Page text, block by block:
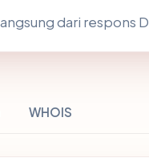
dari respons
WHOIS